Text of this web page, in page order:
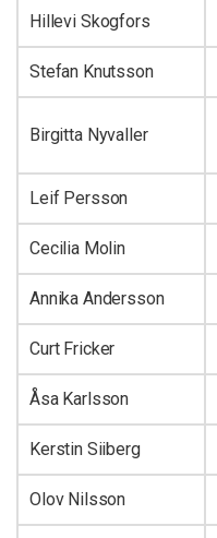
Hillevi Skogfors
Stefan Knutsson
Birgitta Nyvaller
Leif Persson
Cecilia Molin
Annika Andersson
Curt Fricker
Åsa Karlsson
Kerstin Siiberg
Olov Nilsson